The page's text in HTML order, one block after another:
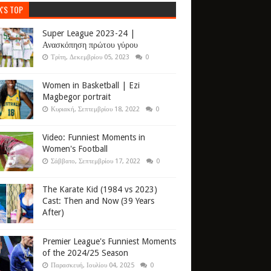
TOP
Super League 2023-24 |
Ανασκόπηση πρώτου γύρου
Τρίτη, Δεκεμβρίου 05, 2023 0
Women in Basketball | Ezi
Magbegor portrait
Κυριακή, Σεπτεμβρίου 18, 2022 0
Video: Funniest Moments in
Women's Football
Σάββατο, Σεπτεμβρίου 17, 2022 0
The Karate Kid (1984 vs 2023)
Cast: Then and Now (39 Years
After)
Premier League's Funniest Moments
of the 2024/25 Season
Παρασκευή, Ιουλίου 04, 2025 0